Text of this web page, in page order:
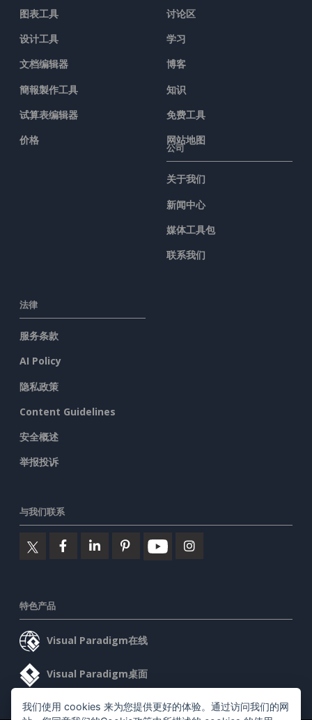
图表工具
设计工具
文档编辑器
簡報製作工具
试算表编辑器
价格
讨论区
学习
博客
知识
免费工具
网站地图
公司
关于我们
新闻中心
媒体工具包
联系我们
法律
服务条款
AI Policy
隐私政策
Content Guidelines
安全概述
举报投诉
与我们联系
特色产品
Visual Paradigm在线
Visual Paradigm桌面
我们使用 cookies 来为您提供更好的体验。通过访问我们的网